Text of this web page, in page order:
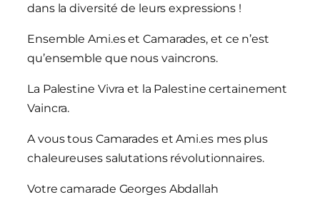
dans la diversité de leurs expressions !
Ensemble Ami.es et Camarades, et ce n’est
qu’ensemble que nous vaincrons.
La Palestine Vivra et la Palestine certainement
Vaincra.
A vous tous Camarades et Ami.es mes plus
chaleureuses salutations révolutionnaires.
Votre camarade Georges Abdallah